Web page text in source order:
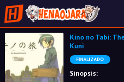
Kino no Tabi:
Kuni
FINALIZADO
Sinopsis: